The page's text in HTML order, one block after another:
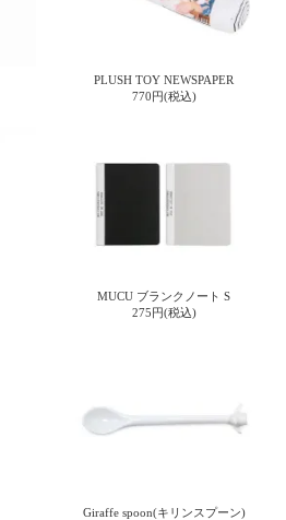
PLUSH TOY NEWSPAPER
770円(税込)
MUCU ブランクノート S
275円(税込)
Giraffe spoon(キリンスプーン)